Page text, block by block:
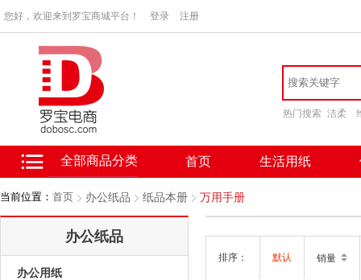
您好，欢迎来到罗宝商城平台！ 登录 注册
热门搜索 洁柔
全部商品分类 首页 生活用纸
当前位置： 首页 办公纸品 纸品本册 万用手册
办公纸品
办公用纸
排序： 默认 销量